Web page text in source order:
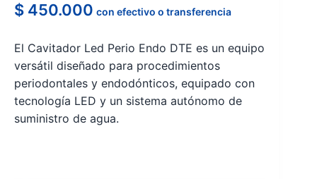
$ 450.000 con efectivo o transferencia
El Cavitador Led Perio Endo DTE es un equipo
versátil diseñado para procedimientos
periodontales y endodónticos, equipado con
tecnología LED y un sistema autónomo de
suministro de agua.